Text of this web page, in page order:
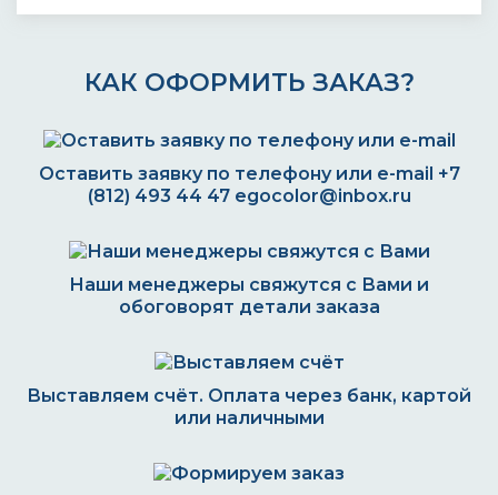
КАК ОФОРМИТЬ ЗАКАЗ?
Оставить заявку по телефону или e-mail +7
(812) 493 44 47 egocolor@inbox.ru
Наши менеджеры свяжутся с Вами и
обоговорят детали заказа
Выставляем счёт. Оплата через банк, картой
или наличными